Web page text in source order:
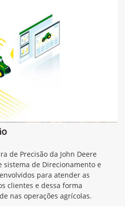
de Precisão da John Deere
sistema de Direcionamento e
para atender as
clientes e dessa forma
nas operações agrícolas.